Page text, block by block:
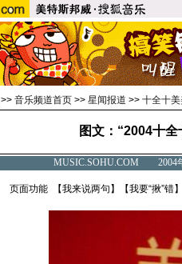
>> 音乐频道首页 >> 星闻报道 >> 十全十
图文：“2004十
MUSIC.SOHU.COM 2004
页面功能 【我来说两句 】【我要“揪”错